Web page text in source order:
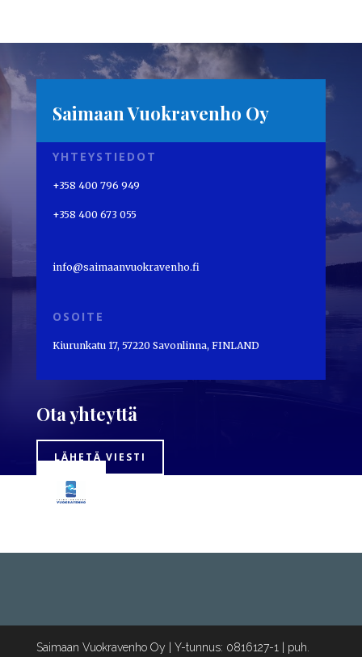
Saimaan Vuokravenho Oy
YHTEYSTIEDOT
+358 400 796 949
+358 400 673 055
info@saimaanvuokravenho.fi
OSOITE
Kiurunkatu 17, 57220 Savonlinna, FINLAND
Ota yhteyttä
LÄHETÄ VIESTI
Saimaan Vuokravenho Oy | Y-tunnus: 0816127-1 | puh.